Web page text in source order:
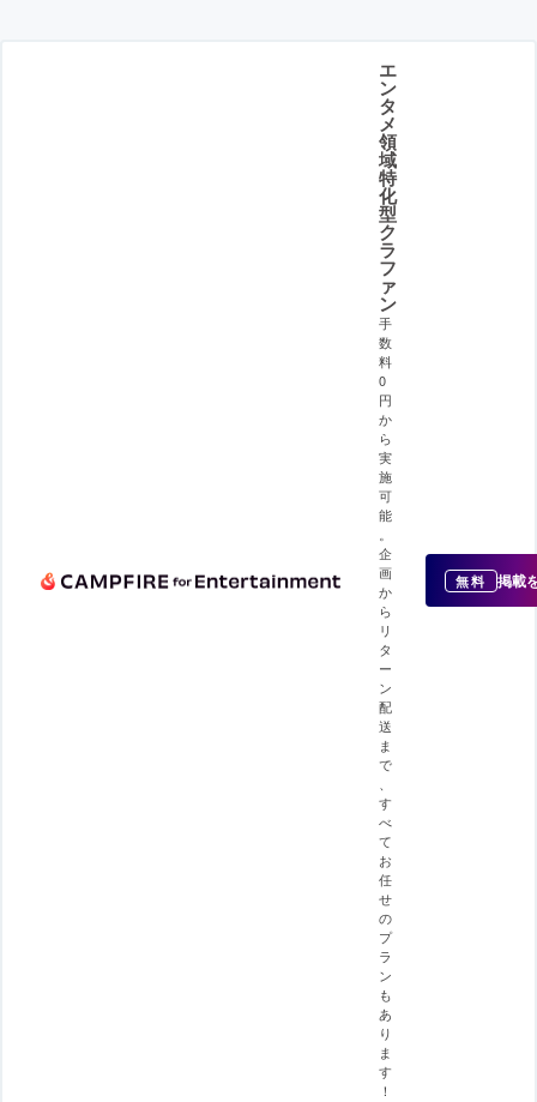
エ
ン
タ
メ
領
域
特
化
型
ク
ラ
フ
ァ
ン
手
数
料
0
円
か
ら
実
施
可
能
。
企
画
か
ら
リ
タ
ー
ン
配
送
ま
で
、
す
べ
て
お
任
せ
の
プ
ラ
ン
も
あ
り
ま
す
！
無料 掲載